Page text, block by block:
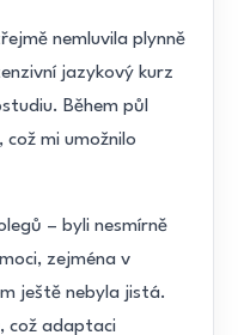
nemluvila plynně
jazykový kurz
Během půl
což mi umožnilo
– byli nesmírně
zejména v
ještě nebyla jistá.
což adaptaci